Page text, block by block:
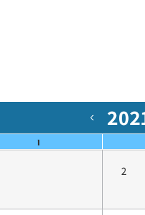
ו
2